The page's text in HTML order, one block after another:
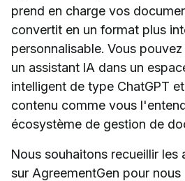
prend en charge vos
convertit en un format plus
personnalisable. Vous
un assistant IA dans un
intelligent de type ChatGPT
contenu comme vous
écosystème de gestion de
Nous souhaitons recueillir les
sur AgreementGen pour